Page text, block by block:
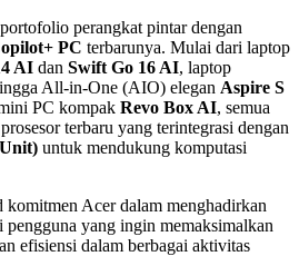
perangkat pintar dengan
PC terbarunya. Mulai dari laptop
AI dan Swift Go 16 AI, laptop
All-in-One (AIO) elegan Aspire S
PC kompak Revo Box AI, semua
terbaru yang terintegrasi dengan
untuk mendukung komputasi
Acer dalam menghadirkan
yang ingin memaksimalkan
efisiensi dalam berbagai aktivitas